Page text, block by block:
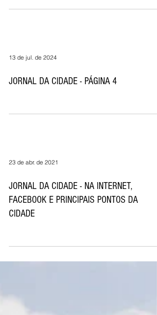
13 de jul. de 2024
JORNAL DA CIDADE - PÁGINA 4
23 de abr. de 2021
JORNAL DA CIDADE - NA INTERNET,
FACEBOOK E PRINCIPAIS PONTOS DA
CIDADE